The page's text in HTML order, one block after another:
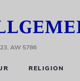
AW 5786
RELIGION